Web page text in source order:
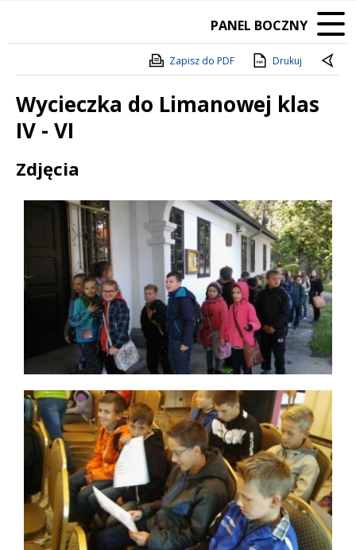
PANEL BOCZNY
Zapisz do PDF Drukuj
Wycieczka do Limanowej klas
IV - VI
Treść
Zdjęcia